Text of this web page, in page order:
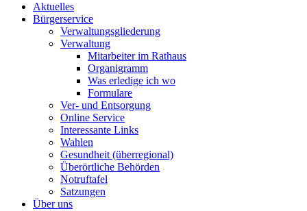
Aktuelles
Bürgerservice
Verwaltungsgliederung
Verwaltung
Mitarbeiter im Rathaus
Organigramm
Was erledige ich wo
Formulare
Ver- und Entsorgung
Online Service
Interessante Links
Wahlen
Gesundheit (überregional)
Überörtliche Behörden
Notruftafel
Satzungen
Über uns